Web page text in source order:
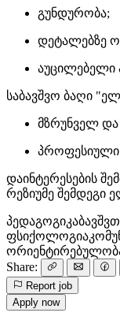
გუნდურობა;
დეტალებზე
აუცილებელი
საბავშვო ბაღი
მზრუნველ
პროფესიული
დაინტერესების
რეზიუმე შემდეგი
პედაგოგიკა
ფსიქოლოგია
Share:
Report job
Apply now